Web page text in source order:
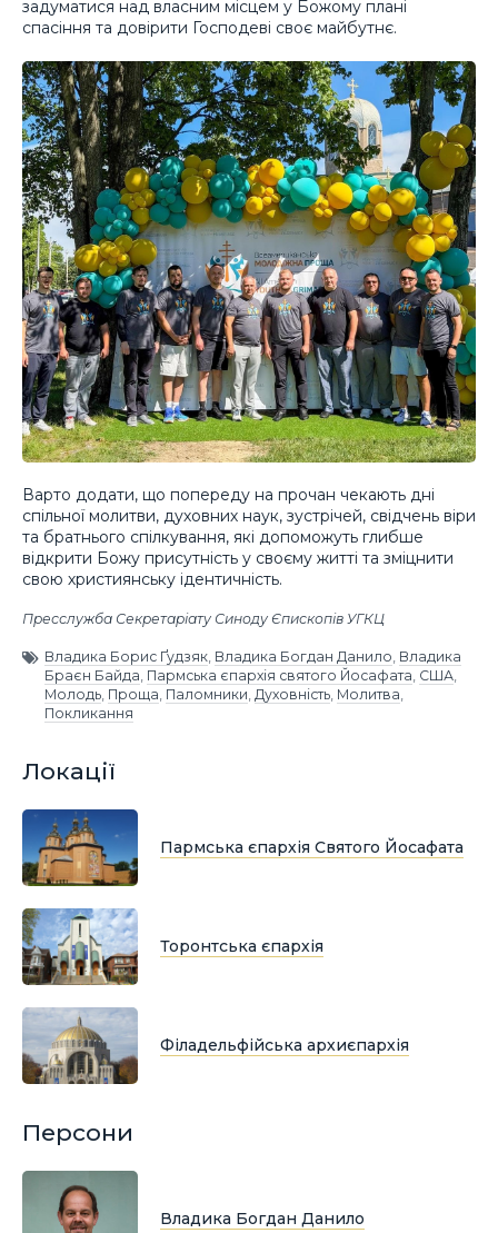
задуматися над власним місцем у Божому плані
спасіння та довірити Господеві своє майбутнє.
Варто додати, що попереду на прочан чекають дні
спільної молитви, духовних наук, зустрічей, свідчень віри
та братнього спілкування, які допоможуть глибше
відкрити Божу присутність у своєму житті та зміцнити
свою християнську ідентичність.
Пресслужба Секретаріату Синоду Єпископів УГКЦ
Владика Борис Ґудзяк, Владика Богдан Данило, Владика
Браєн Байда, Пармська єпархія святого Йосафата, США,
Молодь, Проща, Паломники, Духовність, Молитва,
Покликання
Локації
Пармська єпархія Святого Йосафата
Торонтська єпархія
Філадельфійська архиєпархія
Персони
Владика Богдан Данило